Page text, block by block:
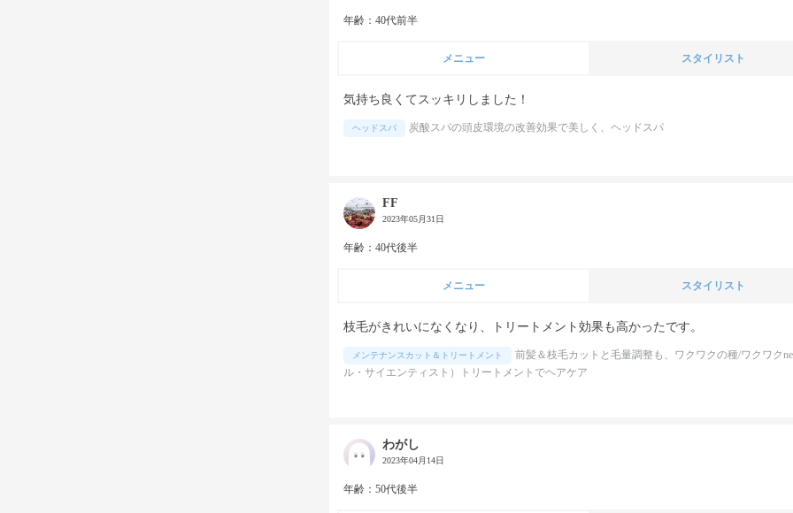
年齢：40代前半
メニュー スタイリスト
気持ち良くてスッキリしました！
ヘッドスパ 炭酸スパの頭皮環境の改善効果で美しく、ヘッドスパ
FF
2023年05月31日
年齢：40代後半
メニュー スタイリスト
枝毛がきれいになくなり、トリートメント効果も高かったです。
メンテナンスカット＆トリートメント
前髪＆枝毛カットと毛量調整も、ワクワクの種/ワクワク
ル・サイエンティスト）トリートメントでヘアケア
わがし
2023年04月14日
年齢：50代後半